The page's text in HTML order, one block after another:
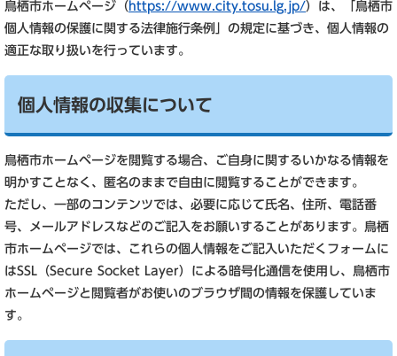
鳥栖市ホームページ（ https://www.city.tosu.lg.jp/）は、「鳥栖市
個人情報の保護に関する法律施行条例」の規定に基づき、個人情報の
適正な取り扱いを行っています。
個人情報の収集について
鳥栖市ホームページを閲覧する場合、ご自身に関するいかなる情報を
明かすことなく、匿名のままで自由に閲覧することができます。
ただし、一部のコンテンツでは、必要に応じて氏名、住所、電話番
号、メールアドレスなどのご記入をお願いすることがあります。鳥栖
市ホームページでは、これらの個人情報をご記入いただくフォームに
はSSL（Secure Socket Layer）による暗号化通信を使用し、鳥栖市
ホームページと閲覧者がお使いのブラウザ間の情報を保護していま
す。